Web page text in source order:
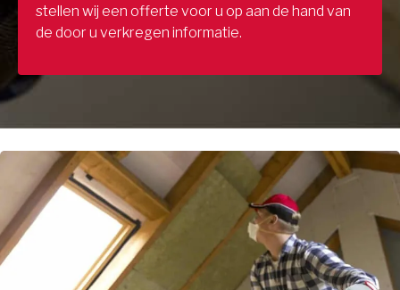
stellen wij een offerte voor u op aan de hand van
de door u verkregen informatie.